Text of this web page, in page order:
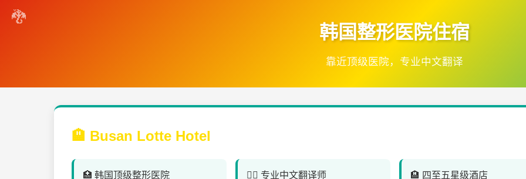
韩国整形医院住宿
靠近顶级医院，专业中文翻译
🏨 Busan Lotte Hotel
🏥 韩国顶级整形医院 👨‍⚕️ 专业中文翻译师 🏨 四至五星级酒店